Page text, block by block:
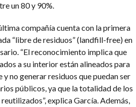
un 80 y 90%.
compañía cuenta con la primera
“libre de residuos” (landfill-free) en
“El reconocimiento implica que
a su interior están alineados para
no generar residuos que puedan ser
públicos, ya que la totalidad de los
explica García. Además,